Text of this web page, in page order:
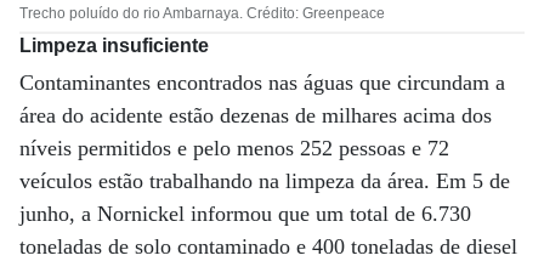
Trecho poluído do rio Ambarnaya. Crédito: Greenpeace
Limpeza insuficiente
Contaminantes encontrados nas águas que circundam a
área do acidente estão dezenas de milhares acima dos
níveis permitidos e pelo menos 252 pessoas e 72
veículos estão trabalhando na limpeza da área. Em 5 de
junho, a Nornickel informou que um total de 6.730
toneladas de solo contaminado e 400 toneladas de diesel